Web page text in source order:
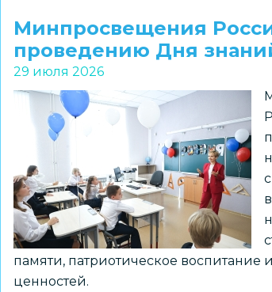
педагогов
и
родителей
приглашают
фестивале
«Яблоко
от
яблони»
Минпросвещения
проведению Дня
29 июля 2026
памяти, патриотическое
ценностей.